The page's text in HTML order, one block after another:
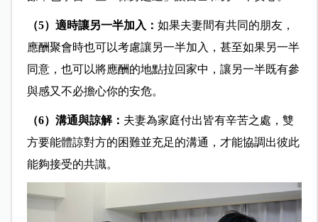
（5）適時讓另一半加入： 如果夫妻間有共同的朋友，
應酬聚會時也可以考慮讓另一半加入，甚至如果另一半
同意，也可以將應酬的地點拉回家中，讓另一半既有參
與感又不必擔心你的安危。
（6）溝通與諒解： 夫妻為家庭付出皆有辛苦之處，雙
方要能體諒對方的困難並充足的溝通，才能協調出彼此
能夠接受的共識。